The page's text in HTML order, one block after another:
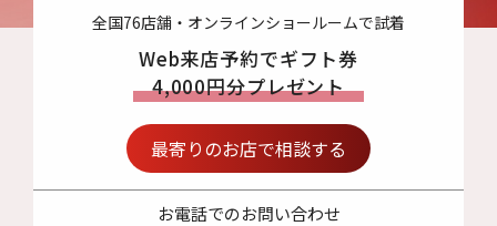
全国76店舗・オンラインショールームで試着
Web来店予約でギフト券
4,000円分プレゼント
最寄りのお店で相談する
お電話でのお問い合わせ